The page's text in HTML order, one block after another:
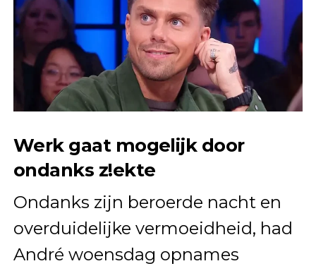
Werk gaat mogelijk door
ondanks z!ekte
Ondanks zijn beroerde nacht en
overduidelijke vermoeidheid, had
André woensdag opnames